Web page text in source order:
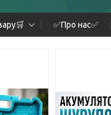
✅Про нас✅